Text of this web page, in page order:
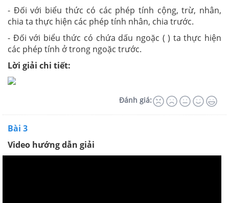
- Đối với biểu thức có các phép tính cộng, trừ, nhân,
chia ta thực hiện các phép tính nhân, chia trước.
- Đối với biểu thức có chứa dấu ngoặc ( ) ta thực hiện
các phép tính ở trong ngoặc trước.
Lời giải chi tiết:
Đánh giá:
Bài 3
Video hướng dẫn giải